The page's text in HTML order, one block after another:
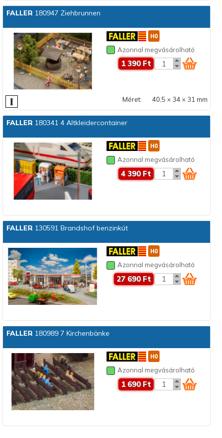
FALLER180947 Ziehbrunnen
Azonnal megvásárolható
1 390 Ft
Méret: 40,5 × 34 × 31 mm
FALLER180341 4 Altkleidercontainer
Azonnal megvásárolható
4 390 Ft
FALLER130591 Brandshof benzinkút
Azonnal megvásárolható
27 690 Ft
FALLER180989 7 Kirchenbänke
Azonnal megvásárolható
1 690 Ft